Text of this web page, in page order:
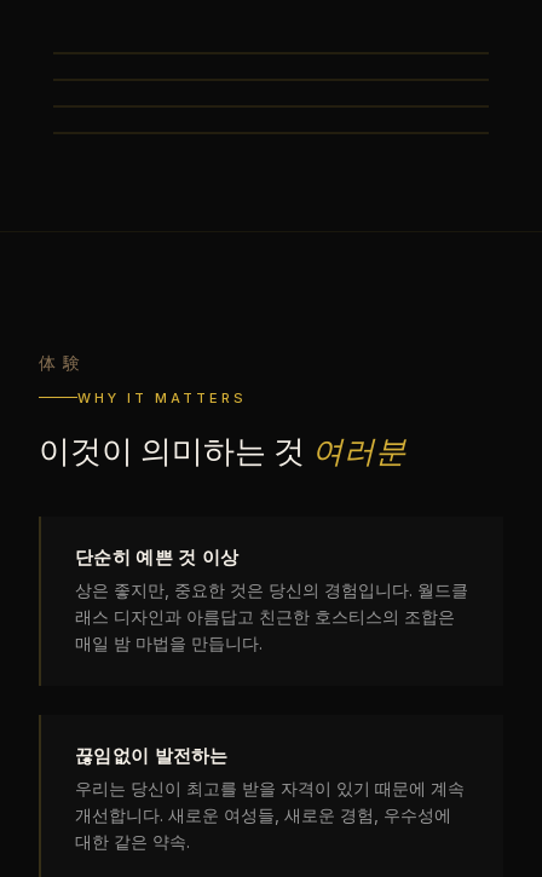
体験
WHY IT MATTERS
이것이 의미하는 것 여러분
단순히 예쁜 것 이상
상은 좋지만, 중요한 것은 당신의 경험입니다. 월드클
래스 디자인과 아름답고 친근한 호스티스의 조합은
매일 밤 마법을 만듭니다.
끊임없이 발전하는
우리는 당신이 최고를 받을 자격이 있기 때문에 계속
개선합니다. 새로운 여성들, 새로운 경험, 우수성에
대한 같은 약속.